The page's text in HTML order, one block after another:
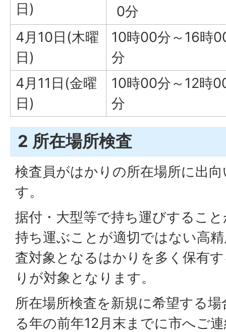
日)
0分
4月10日(木曜
日)
10時00分～16時
分
4月11日(金曜
日)
10時00分～12時
分
2 所在場所検査
検査員がはかりの所在場所に出
す。
据付・大型等で持ち運びするこ
持ち運ぶことが適切ではない高
査対象となるはかりを多く保有
りが対象となります。
所在場所検査を新規に希望する
る年の前年12月末までに市へご